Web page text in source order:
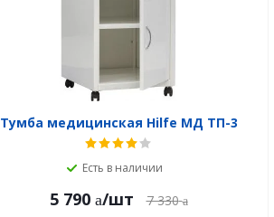
Тумба медицинская Hilfe МД ТП-3
Есть в наличии
5 790 /шт 7 330